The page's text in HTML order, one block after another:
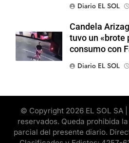
Diario EL SOL
Candela
tuvo un «brote
consumo con
Diario EL SOL
© Copyright 2026 EL SOL SA
reservados. Queda prohibida
parcial del presente diario.